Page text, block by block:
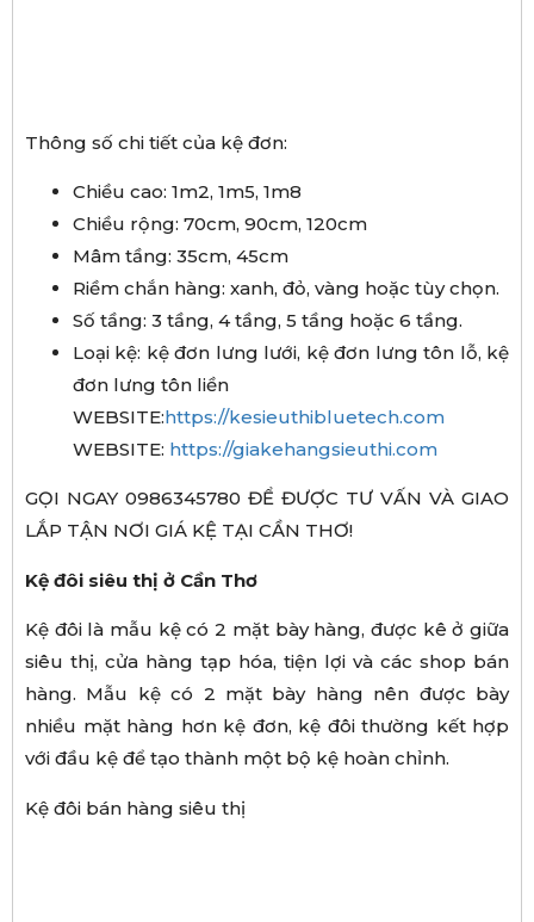
Thông số chi tiết của kệ đơn:
Chiều cao: 1m2, 1m5, 1m8
Chiều rộng: 70cm, 90cm, 120cm
Mâm tầng: 35cm, 45cm
Riềm chắn hàng: xanh, đỏ, vàng hoặc tùy chọn.
Số tầng: 3 tầng, 4 tầng, 5 tầng hoặc 6 tầng.
Loại kệ: kệ đơn lưng lưới, kệ đơn lưng tôn lỗ, kệ
đơn lưng tôn liền
WEBSITE:https://kesieuthibluetech.com
WEBSITE: https://giakehangsieuthi.com
GỌI NGAY 0986345780 ĐỂ ĐƯỢC TƯ VẤN VÀ GIAO
LẮP TẬN NƠI GIÁ KỆ TẠI CẦN THƠ!
Kệ đôi siêu thị ở Cần Thơ
Kệ đôi là mẫu kệ có 2 mặt bày hàng, được kê ở giữa
siêu thị, cửa hàng tạp hóa, tiện lợi và các shop bán
hàng. Mẫu kệ có 2 mặt bày hàng nên được bày
nhiều mặt hàng hơn kệ đơn, kệ đôi thường kết hợp
với đầu kệ để tạo thành một bộ kệ hoàn chỉnh.
Kệ đôi bán hàng siêu thị